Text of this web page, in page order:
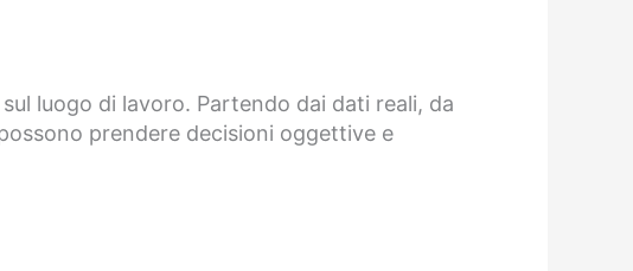
luogo di lavoro. Partendo dai dati reali, da
prendere decisioni oggettive e